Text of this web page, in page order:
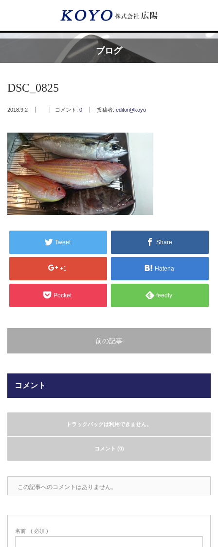
ブログ
DSC_0825
2018.9.2 コメント: 0 投稿者: editor@koyo
Tweet Share
+1 Hatena
Pocket feedly
前の記事
コメント
トラックバックは利用できません。
コメント (0)
この記事へのコメントはありません。
名前 ( 必須 )
Menu
フッ素樹脂コーティング
フッ素樹脂ベルト
取付工事・メンテナンス
MFライニングカタログ（PDF）
ガラスクロスHT-FLカタログ（PDF）
お問合わせ
最近の記事
2023.10.20
今まで使用が出来ないとされていた小
型ベルトコンベアでも使用可能なフッ
2022.6.20
ルトの繋ぎ…
2022.6.10
今、結露、湿気などの問い合わせが増
が、冷蔵庫、…
印刷塗工工程で溶剤系塗料をご使用の